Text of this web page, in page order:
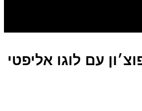
עם לוגו אליפטי